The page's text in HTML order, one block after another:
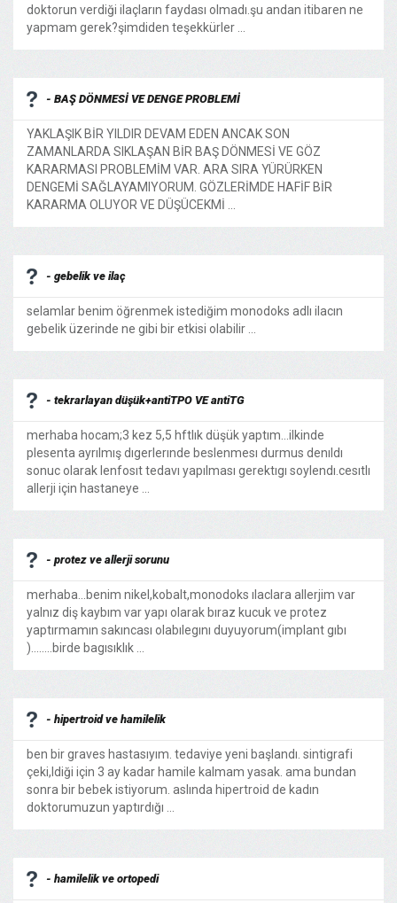
doktorun verdiği ilaçların faydası olmadı.şu andan itibaren ne
yapmam gerek?şimdiden teşekkürler ...
- BAŞ DÖNMESİ VE DENGE PROBLEMİ
YAKLAŞIK BİR YILDIR DEVAM EDEN ANCAK SON
ZAMANLARDA SIKLAŞAN BİR BAŞ DÖNMESİ VE GÖZ
KARARMASI PROBLEMİM VAR. ARA SIRA YÜRÜRKEN
DENGEMİ SAĞLAYAMIYORUM. GÖZLERİMDE HAFİF BİR
KARARMA OLUYOR VE DÜŞÜCEKMİ ...
- gebelik ve ilaç
selamlar benim öğrenmek istediğim monodoks adlı ilacın
gebelik üzerinde ne gibi bir etkisi olabilir ...
- tekrarlayan düşük+antiTPO VE antiTG
merhaba hocam;3 kez 5,5 hftlık düşük yaptım...ilkinde
plesenta ayrılmış dıgerlerınde beslenmesı durmus denıldı
sonuc olarak lenfosıt tedavı yapılması gerektıgı soylendı.cesıtlı
allerji için hastaneye ...
- protez ve allerji sorunu
merhaba...benim nikel,kobalt,monodoks ılaclara allerjim var
yalnız diş kaybım var yapı olarak bıraz kucuk ve protez
yaptırmamın sakıncası olabılegını duyuyorum(implant gıbı
)........birde bagısıklık ...
- hipertroid ve hamilelik
ben bir graves hastasıyım. tedaviye yeni başlandı. sintigrafi
çeki,ldiği için 3 ay kadar hamile kalmam yasak. ama bundan
sonra bir bebek istiyorum. aslında hipertroid de kadın
doktorumuzun yaptırdığı ...
- hamilelik ve ortopedi